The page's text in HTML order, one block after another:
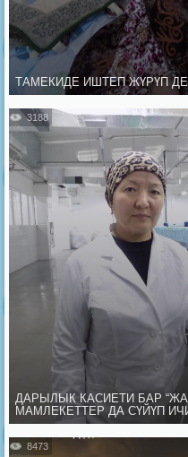
ТАМЕКИДЕ ИШТЕП ЖҮРҮП
3188
ДАРЫЛЫК КАСИЕТИ БАР
МАМЛЕКЕТТЕР ДА СҮЙҮП
8473